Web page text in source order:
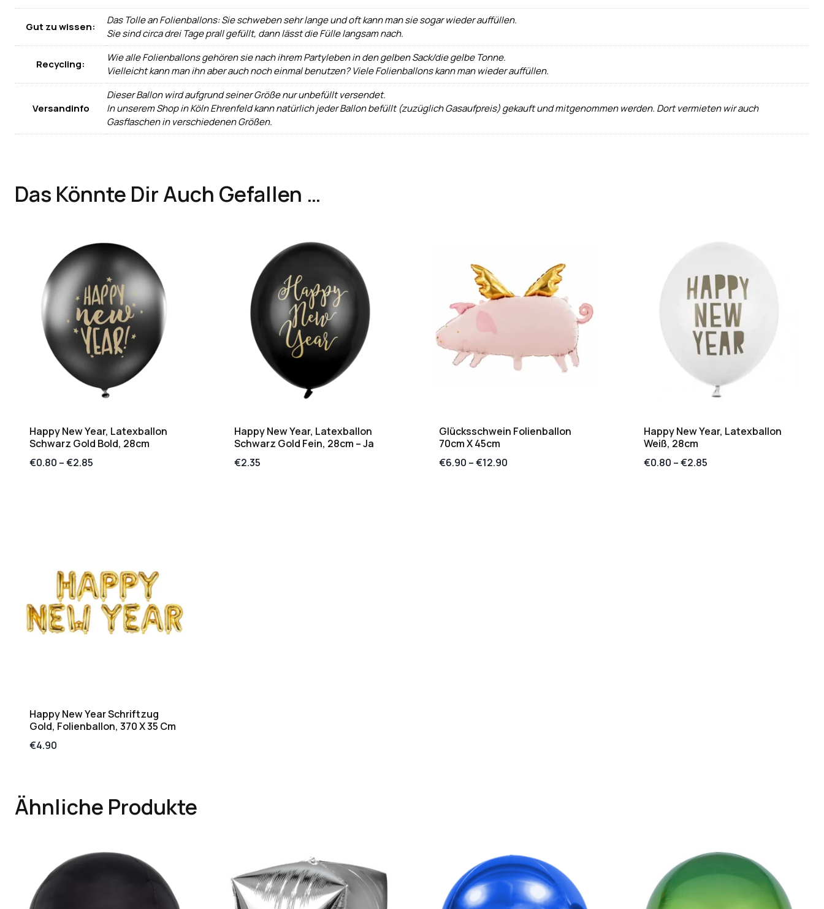
Gut zu wissen:
Das Tolle an Folienballons: Sie schweben sehr lange und oft kann man sie sogar wieder auffüllen.
Sie sind circa drei Tage prall gefüllt, dann lässt die Fülle langsam nach.
Recycling:
Wie alle Folienballons gehören sie nach ihrem Partyleben in den gelben Sack/die gelbe Tonne.
Vielleicht kann man ihn aber auch noch einmal benutzen? Viele Folienballons kann man wieder auffüllen.
Versandinfo
Dieser Ballon wird aufgrund seiner Größe nur unbefüllt versendet.
In unserem Shop in Köln Ehrenfeld kann natürlich jeder Ballon befüllt (zuzüglich Gasaufpreis) gekauft und mitgenommen werden. Dort vermieten wir auch
Gasflaschen in verschiedenen Größen.
Das Könnte Dir Auch Gefallen …
Happy New Year, Latexballon
Schwarz Gold Bold, 28cm
€0.80 –€2.85
Happy New Year, Latexballon
Schwarz Gold Fein, 28cm – Ja
€2.35
Glücksschwein Folienballon
70cm X 45cm
€6.90 –€12.90
Happy New Year, Latexballon
Weiß, 28cm
€0.80 –€2.85
Happy New Year Schriftzug
Gold, Folienballon, 370 X 35 Cm
€4.90
Ähnliche Produkte